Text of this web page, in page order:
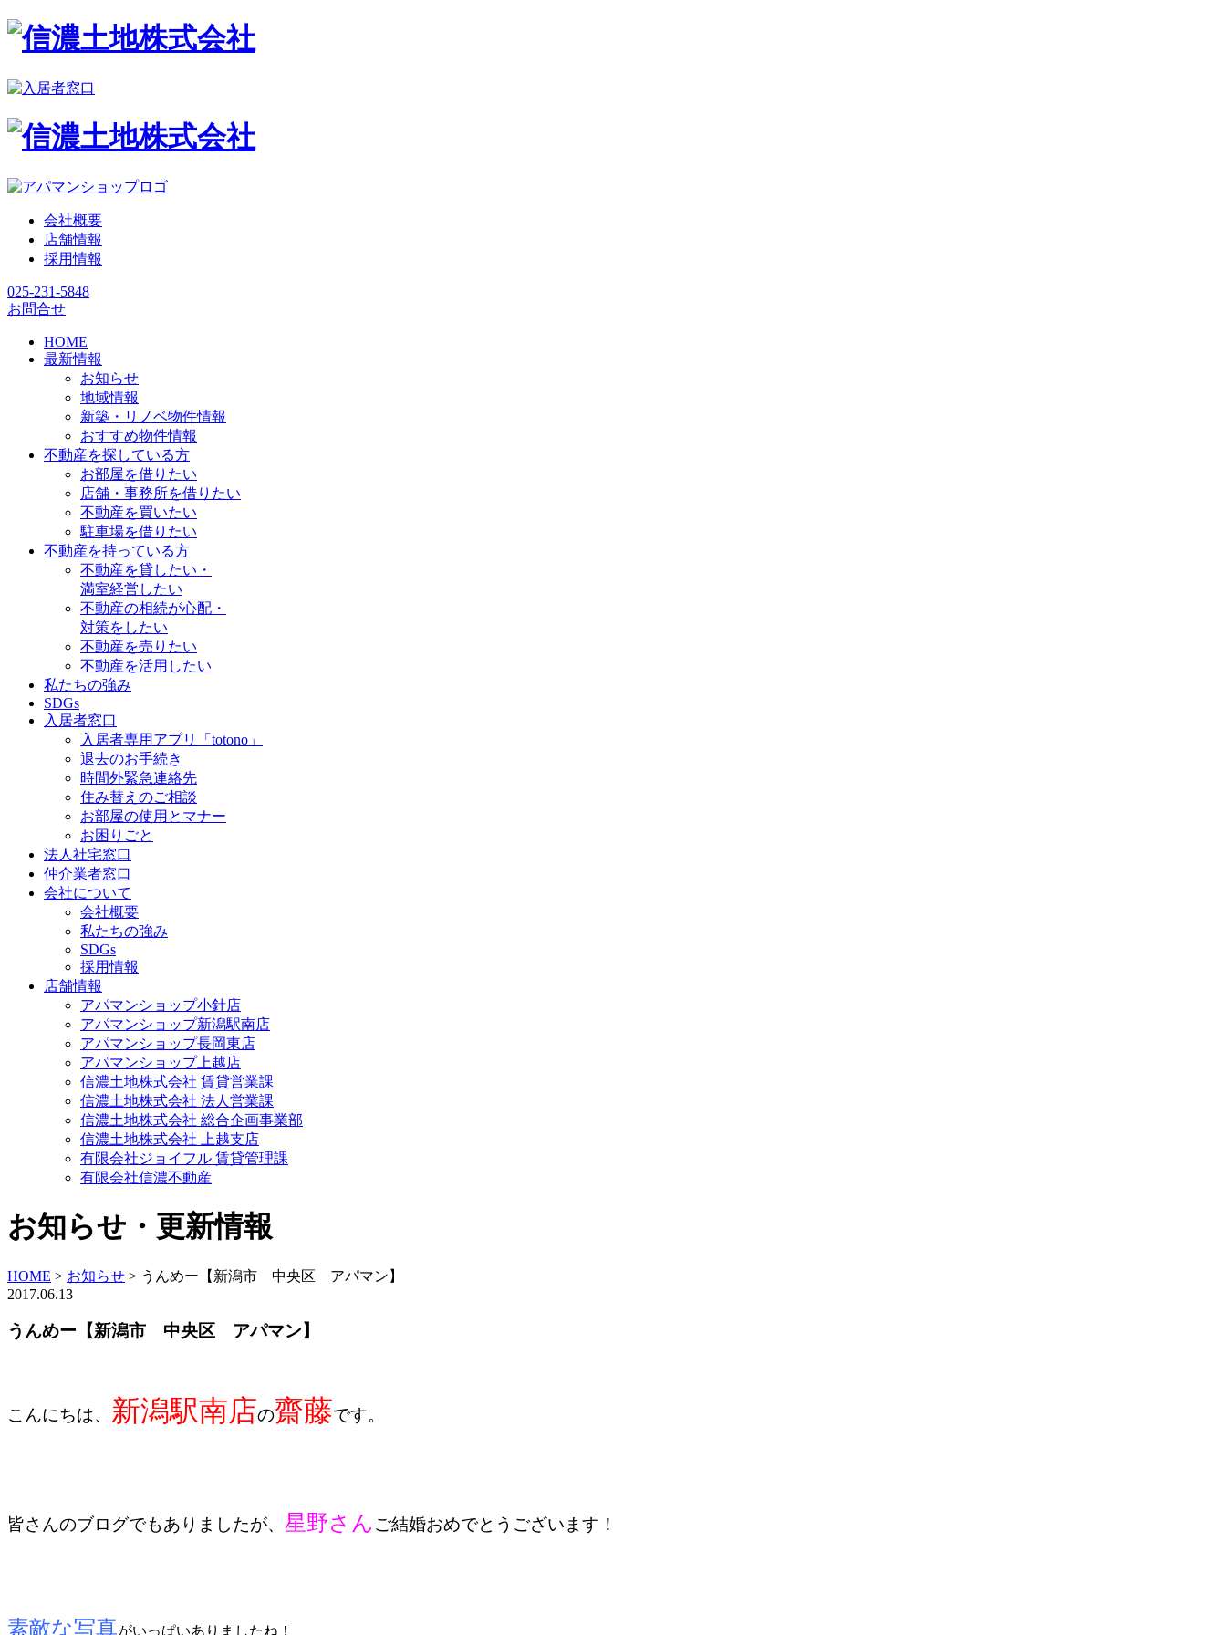
会社概要
店舗情報
採用情報
025-231-5848
お問合せ
HOME
最新情報
お知らせ
地域情報
新築・リノベ物件情報
おすすめ物件情報
不動産を探している方
お部屋を借りたい
店舗・事務所を借りたい
不動産を買いたい
駐車場を借りたい
不動産を持っている方
不動産を貸したい・
満室経営したい
不動産の相続が心配・
対策をしたい
不動産を売りたい
不動産を活用したい
私たちの強み
SDGs
入居者窓口
入居者専用アプリ「totono」
退去のお手続き
時間外緊急連絡先
住み替えのご相談
お部屋の使用とマナー
お困りごと
法人社宅窓口
仲介業者窓口
会社について
会社概要
私たちの強み
SDGs
採用情報
店舗情報
アパマンショップ小針店
アパマンショップ新潟駅南店
アパマンショップ長岡東店
アパマンショップ上越店
信濃土地株式会社 賃貸営業課
信濃土地株式会社 法人営業課
信濃土地株式会社 総合企画事業部
信濃土地株式会社 上越支店
有限会社ジョイフル 賃貸管理課
有限会社信濃不動産
お知らせ・更新情報
HOME > お知らせ > うんめー【新潟市 中央区 アパマン】
2017.06.13
うんめー【新潟市 中央区 アパマン】
こんにちは、 新潟駅南店の齋藤です。
皆さんのブログでもありましたが、 星野さん ご結婚おめでとうございます！
素敵な写真がいっぱいありましたね！